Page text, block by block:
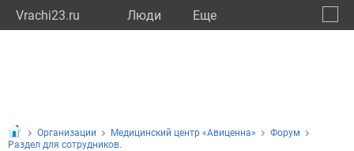
Vrachi23.ru Люди Eще
Организации Медицинский центр «Авиценна»
Форум
Раздел для сотрудников.